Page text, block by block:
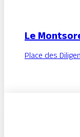
Le
Place des